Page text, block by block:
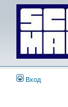
Вход